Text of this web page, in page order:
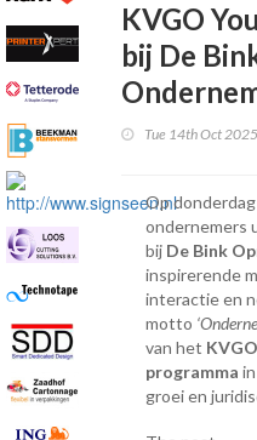
KVGO
bij De
Tue 14th Oct 2025
Op
ondernemers
bij De Bink
inspirerende
interactie en
motto
van het
programma
groei en